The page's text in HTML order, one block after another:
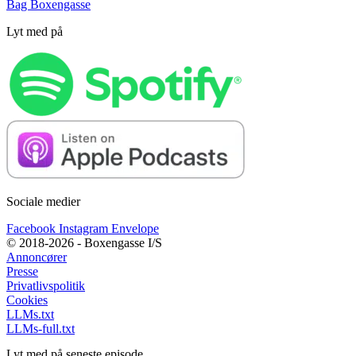
Bag Boxengasse
Lyt med på
Sociale medier
Facebook Instagram Envelope
© 2018-2026 - Boxengasse I/S
Annoncører
Presse
Privatlivspolitik
Cookies
LLMs.txt
LLMs-full.txt